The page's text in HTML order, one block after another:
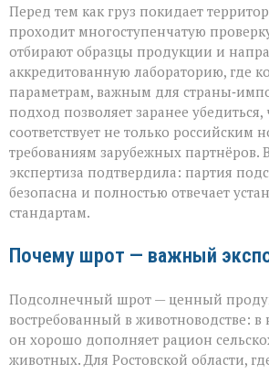
Перед тем как груз покидает
проходит многоступенчатую
отбирают образцы продукции и
аккредитованную лабораторию, где
параметрам, важным для
подход позволяет заранее убедиться,
соответствует не только российским
требованиям зарубежных партнёров.
экспертиза подтвердила: партия
безопасна и полностью отвечает
стандартам.
Почему шрот — важный
Подсолнечный шрот — ценный
востребованный в животноводстве: в
он хорошо дополняет рацион
животных. Для Ростовской области,